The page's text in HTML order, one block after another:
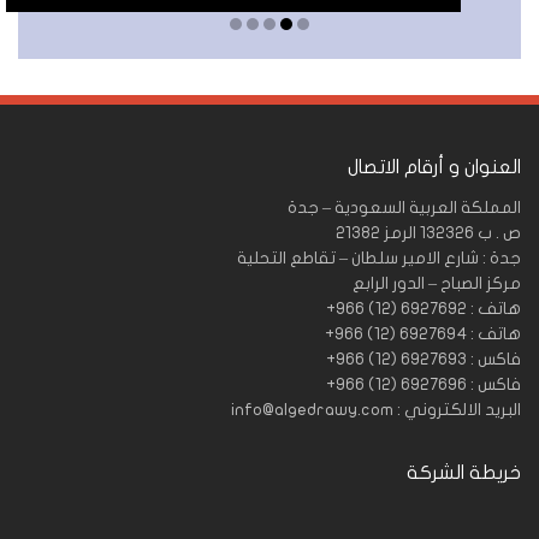
العنوان و أرقام الاتصال
المملكة العربية السعودية – جدة
ص . ب 132326 الرمز 21382
جدة : شارع الامير سلطان – تقاطع التحلية
مركز الصباح – الدور الرابع
هاتف : 6927692 (12) 966+
هاتف : 6927694 (12) 966+
فاكس : 6927693 (12) 966+
فاكس : 6927696 (12) 966+
البريد الالكتروني : info@algedrawy.com
خريطة الشركة